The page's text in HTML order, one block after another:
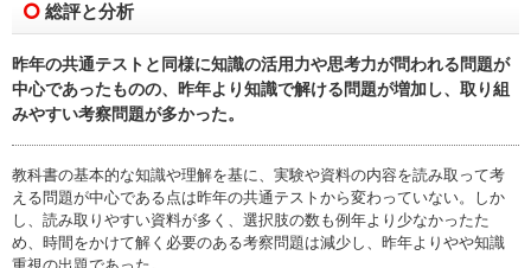
総評と分析
昨年の共通テストと同様に知識の活用力や思考力が問われる問題が
中心であったものの、昨年より知識で解ける問題が増加し、取り組
みやすい考察問題が多かった。
教科書の基本的な知識や理解を基に、実験や資料の内容を読み取って考
える問題が中心である点は昨年の共通テストから変わっていない。しか
し、読み取りやすい資料が多く、選択肢の数も例年より少なかったた
め、時間をかけて解く必要のある考察問題は減少し、昨年よりやや知識